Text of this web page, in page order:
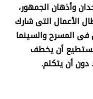
وأذهان الجمهور،
الأعمال التى شارك
فى المسرح والسينما
يستطيع أن يخطف
أن يتكلم.